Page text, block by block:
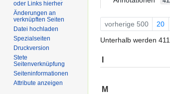
vorherige 500 20
Unterhalb werden
I
M
oder Links hierher
Änderungen an
verknüpften Seiten
Datei hochladen
Spezialseiten
Druckversion
Stete
Seitenverknüpfung
Seiten­informationen
Attribute anzeigen